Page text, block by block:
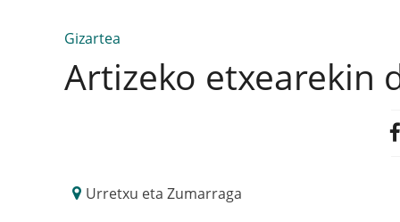
Gizartea
Artizeko etxearekin
Urretxu eta Zumarraga